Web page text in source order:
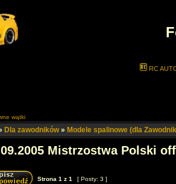
RC
wątki
Dla zawodników» Modele spalinowe (dla
Mistrzostwa Polski
Strona 1 z 1 [ Posty: 3 ]